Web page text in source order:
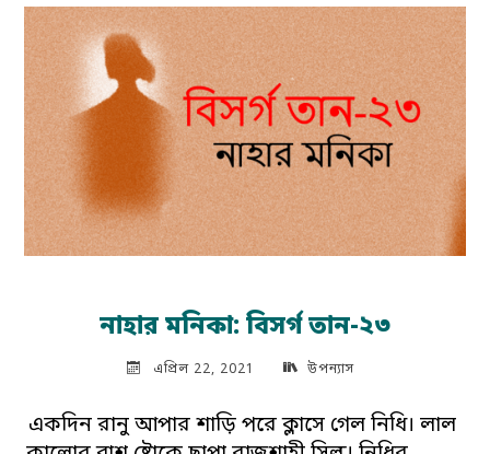
পারাবার-
পর্ব-৮
(শেষ)"
নাহার মনিকা: বিসর্গ তান-২৩
এপ্রিল 22, 2021 উপন্যাস
একদিন রানু আপার শাড়ি পরে ক্লাসে গেল নিধি। লাল